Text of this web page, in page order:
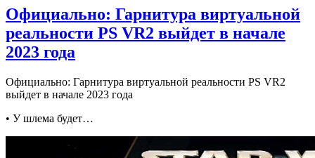
Официально: Гарнитура виртуальной
реальности PS VR2 выйдет в начале
2023 года
Официально: Гарнитура виртуальной реальности PS VR2
выйдет в начале 2023 года
• У шлема будет…